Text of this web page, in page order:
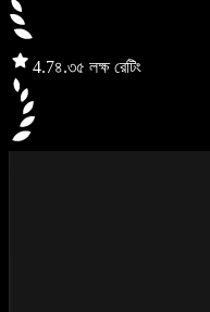
4.7৪.৩৫ লক্ষ রেটিং